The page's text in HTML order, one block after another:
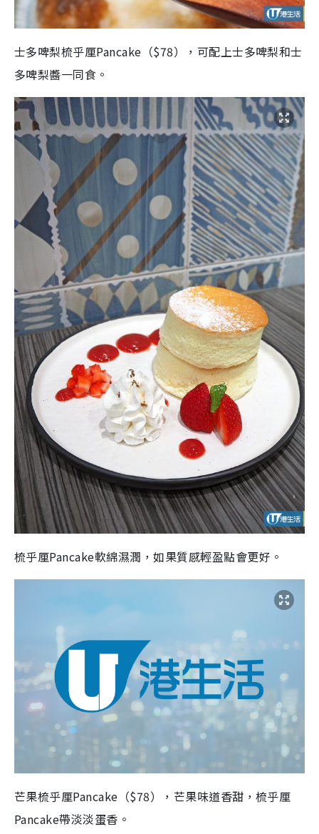
士多啤梨梳乎厘Pancake（$78），可配上士多啤梨和士
多啤梨醬一同食。
梳乎厘Pancake軟綿濕潤，如果質感輕盈點會更好。
芒果梳乎厘Pancake（$78），芒果味道香甜，梳乎厘
Pancake帶淡淡蛋香。